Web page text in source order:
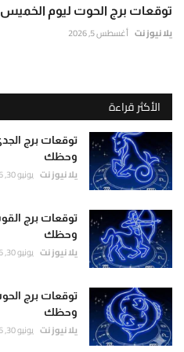
توقعات برج الحوت ليوم الخميس 6 أغسطس 2026
يلا نيوز نت أغسطس 5, 2026
الأكثر قراءة
وحظك
يلا نيوز نت يونيو 30, 2026
وحظك
يلا نيوز نت يونيو 30, 2026
وحظك
يلا نيوز نت يونيو 30, 2026